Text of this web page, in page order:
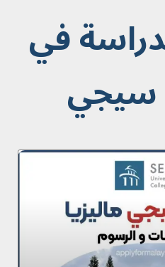
في
سيجي